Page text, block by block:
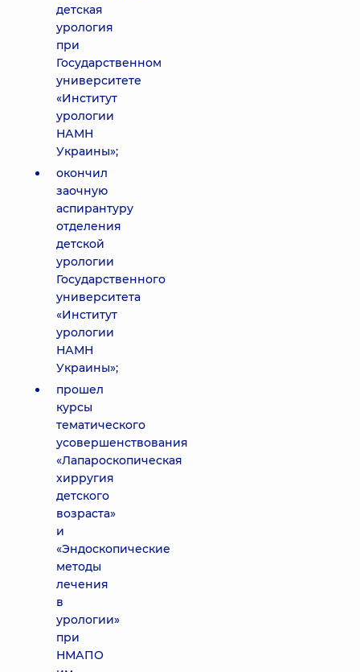
детская
урология
при
Государственном
университете
«Институт
урологии
НАМН
Украины»;
окончил
заочную
аспирантуру
отделения
детской
урологии
Государственного
университета
«Институт
урологии
НАМН
Украины»;
прошел
курсы
тематического
усовершенствования
«Лапароскопическая
хирругия
детского
возраста»
и
«Эндоскопические
методы
лечения
в
урологии»
при
НМАПО